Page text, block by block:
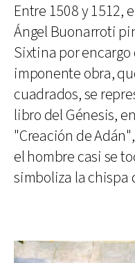
Entre 1508 y 1512,
Ángel Buonarroti
Sixtina por encargo
imponente obra,
cuadrados, se
libro del Génesis,
"Creación de
el hombre casi se
simboliza la chispa